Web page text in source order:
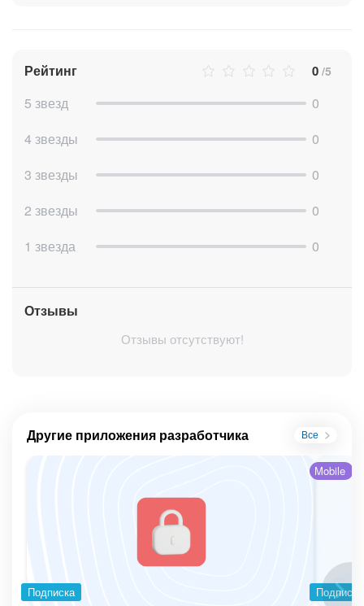
Рейтинг 0 /5
5 звезд
0
4 звезды
0
3 звезды
0
2 звезды
0
1 звезда
0
Отзывы
Отзывы отсутствуют!
Другие приложения разработчика Все
Подписка
Mobile
Подписка